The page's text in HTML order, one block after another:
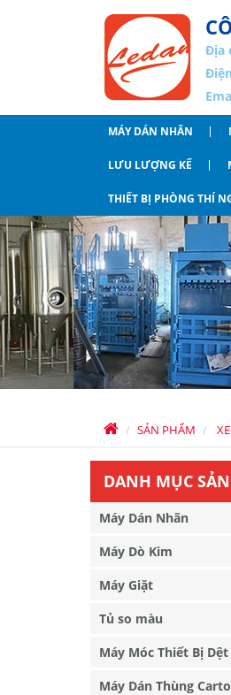
Địa
MÁY DÁN NHÃN
LƯU LƯỢNG KẾ
THIẾT BỊ PHÒNG THÍ
SẢN PHẨM
DANH MỤC
Máy Dán Nhãn
Máy Dò Kim
Máy Giặt
Tủ so màu
Máy Móc Thiết Bị
Máy Dán Thùng